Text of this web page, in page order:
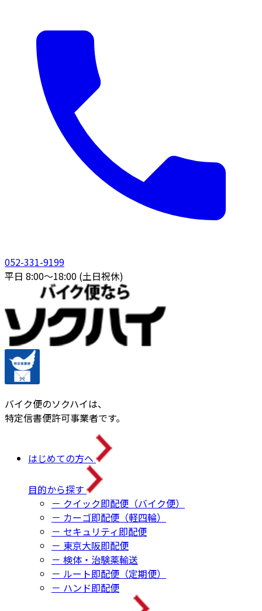
052-331-9199
平日 8:00〜18:00 (土日祝休)
バイク便のソクハイは、
特定信書便許可事業者です。
はじめての方へ
目的から探す
－ クイック即配便（バイク便）
－ カーゴ即配便（軽四輪）
－ セキュリティ即配便
－ 東京大阪即配便
－ 検体・治験薬輸送
－ ルート即配便（定期便）
－ ハンド即配便